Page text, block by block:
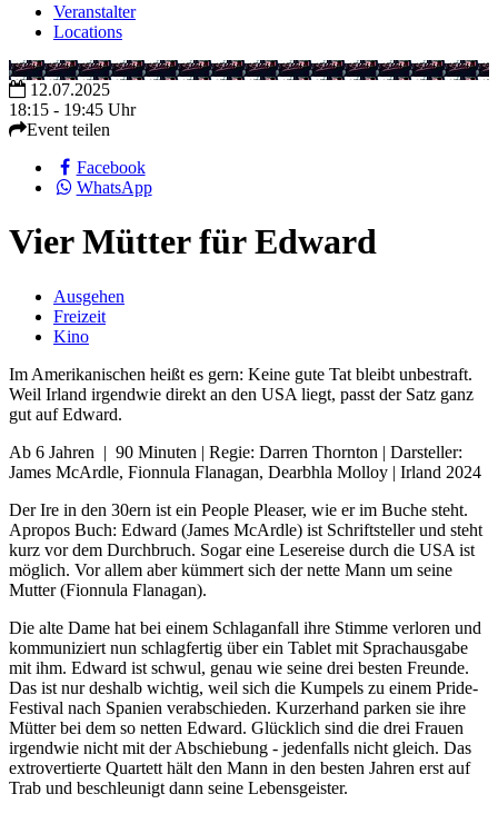
Veranstalter
Locations
12.07.2025
18:15 - 19:45 Uhr
Event teilen
Facebook
WhatsApp
Vier Mütter für Edward
Ausgehen
Freizeit
Kino
Im Amerikanischen heißt es gern: Keine gute Tat bleibt unbestraft.
Weil Irland irgendwie direkt an den USA liegt, passt der Satz ganz
gut auf Edward.
Ab 6 Jahren | 90 Minuten | Regie: Darren Thornton | Darsteller:
James McArdle, Fionnula Flanagan, Dearbhla Molloy | Irland 2024
Der Ire in den 30ern ist ein People Pleaser, wie er im Buche steht.
Apropos Buch: Edward (James McArdle) ist Schriftsteller und steht
kurz vor dem Durchbruch. Sogar eine Lesereise durch die USA ist
möglich. Vor allem aber kümmert sich der nette Mann um seine
Mutter (Fionnula Flanagan).
Die alte Dame hat bei einem Schlaganfall ihre Stimme verloren und
kommuniziert nun schlagfertig über ein Tablet mit Sprachausgabe
mit ihm. Edward ist schwul, genau wie seine drei besten Freunde.
Das ist nur deshalb wichtig, weil sich die Kumpels zu einem Pride-
Festival nach Spanien verabschieden. Kurzerhand parken sie ihre
Mütter bei dem so netten Edward. Glücklich sind die drei Frauen
irgendwie nicht mit der Abschiebung - jedenfalls nicht gleich. Das
extrovertierte Quartett hält den Mann in den besten Jahren erst auf
Trab und beschleunigt dann seine Lebensgeister.